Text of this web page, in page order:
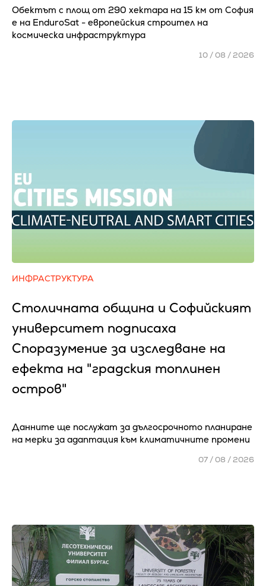
Обектът с площ от 290 хектара на 15 км от София
е на EnduroSat - европейския строител на
космическа инфраструктура
10 / 08 / 2026
ИНФРАСТРУКТУРА
Столичната община и Софийският
университет подписаха
Споразумение за изследване на
ефекта на "градския топлинен
остров"
Данните ще послужат за дългосрочното планиране
на мерки за адаптация към климатичните промени
07 / 08 / 2026